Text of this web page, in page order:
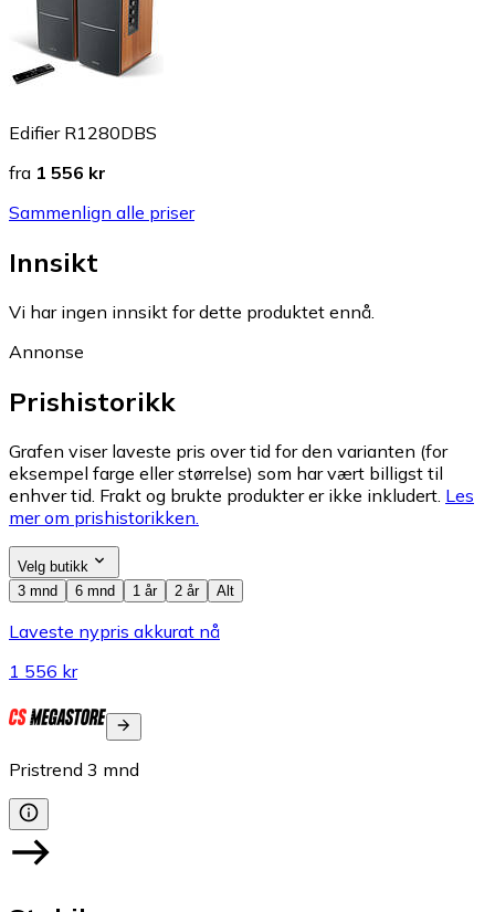
Edifier R1280DBS
fra 1 556 kr
Sammenlign alle priser
Innsikt
Vi har ingen innsikt for dette produktet ennå.
Annonse
Prishistorikk
Grafen viser laveste pris over tid for den varianten (for
eksempel farge eller størrelse) som har vært billigst til
enhver tid. Frakt og brukte produkter er ikke inkludert. Les
mer om prishistorikken.
Velg butikk
3 mnd
6 mnd 1 år 2 år Alt
Laveste nypris akkurat nå
1 556 kr
Pristrend 3 mnd